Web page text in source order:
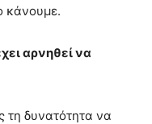
κάνουµε.
αρνηθεί να
τη δυνατότητα να